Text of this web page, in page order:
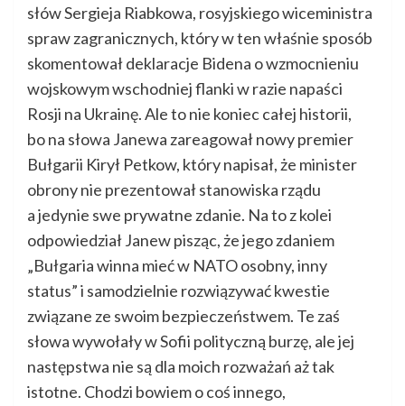
słów Sergieja Riabkowa, rosyjskiego wiceministra
spraw zagranicznych, który w ten właśnie sposób
skomentował deklaracje Bidena o wzmocnieniu
wojskowym wschodniej flanki w razie napaści
Rosji na Ukrainę. Ale to nie koniec całej historii,
bo na słowa Janewa zareagował nowy premier
Bułgarii Kirył Petkow, który napisał, że minister
obrony nie prezentował stanowiska rządu
a jedynie swe prywatne zdanie. Na to z kolei
odpowiedział Janew pisząc, że jego zdaniem
„Bułgaria winna mieć w NATO osobny, inny
status” i samodzielnie rozwiązywać kwestie
związane ze swoim bezpieczeństwem. Te zaś
słowa wywołały w Sofii polityczną burzę, ale jej
następstwa nie są dla moich rozważań aż tak
istotne. Chodzi bowiem o coś innego,